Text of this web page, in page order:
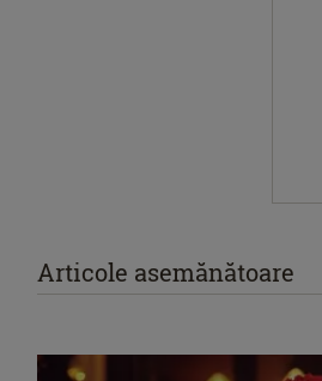
Articole asemănătoare